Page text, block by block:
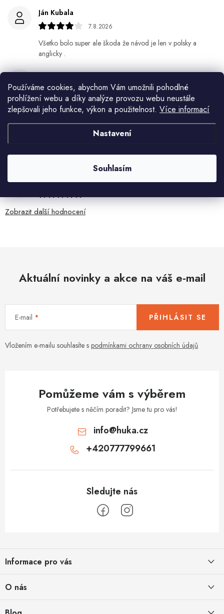
Používáme cookies, abychom Vám umožnili pohodlné
prohlížení webu a díky analýze provozu webu neustále
zlepšovali jeho funkce, výkon a použitelnost. Více informací
Nastavení
Souhlasím
Ján Kubala
7.8.2026
Všetko bolo super ale škoda že návod je len v polsky a
anglicky .
5.8.2026
Velmi rychlé odeslání. Spokojenost
HELENA MINAŘÍKOVÁ
Ivana Mimrackova
Zobrazit další hodnocení
Aktuální novinky a akce na váš e-mail
E-mail
Vložením e-mailu souhlasíte s podmínkami ochrany osobních údajů
PŘIHLÁSIT SE
Pomůžeme vám s výběrem
Potřebujete s něčím poradit? Jsme tu pro vás!
info@huka.cz
+420777799661
pInformace pro vás
O nás